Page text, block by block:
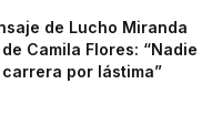
de Lucho Miranda
Camila Flores: “Nadie
por lástima”